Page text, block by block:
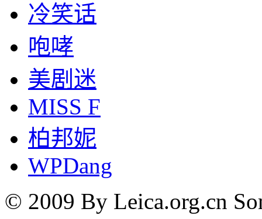
冷笑话
咆哮
美剧迷
MISS F
柏邦妮
WPDang
© 2009 By Leica.org.cn